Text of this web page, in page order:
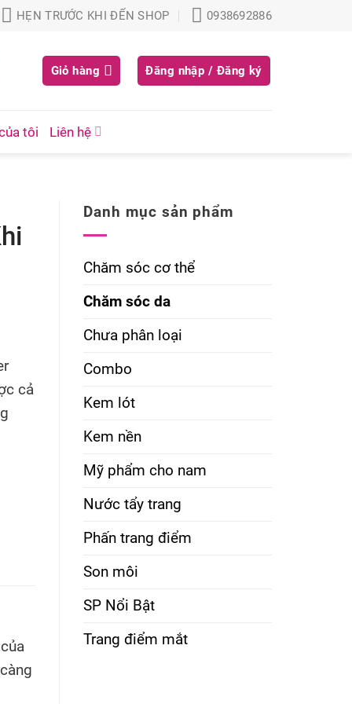
HẸN TRƯỚC KHI ĐẾN SHOP 0938692886
Giỏ hàng Đăng nhập / Đăng ký
tôi Liên hệ
Danh mục sản phẩm
Chăm sóc cơ thể
Chăm sóc da
Chưa phân loại
Combo
Kem lót
Kem nền
Mỹ phẩm cho nam
Nước tẩy trang
Phấn trang điểm
Son môi
SP Nổi Bật
Trang điểm mắt
cả